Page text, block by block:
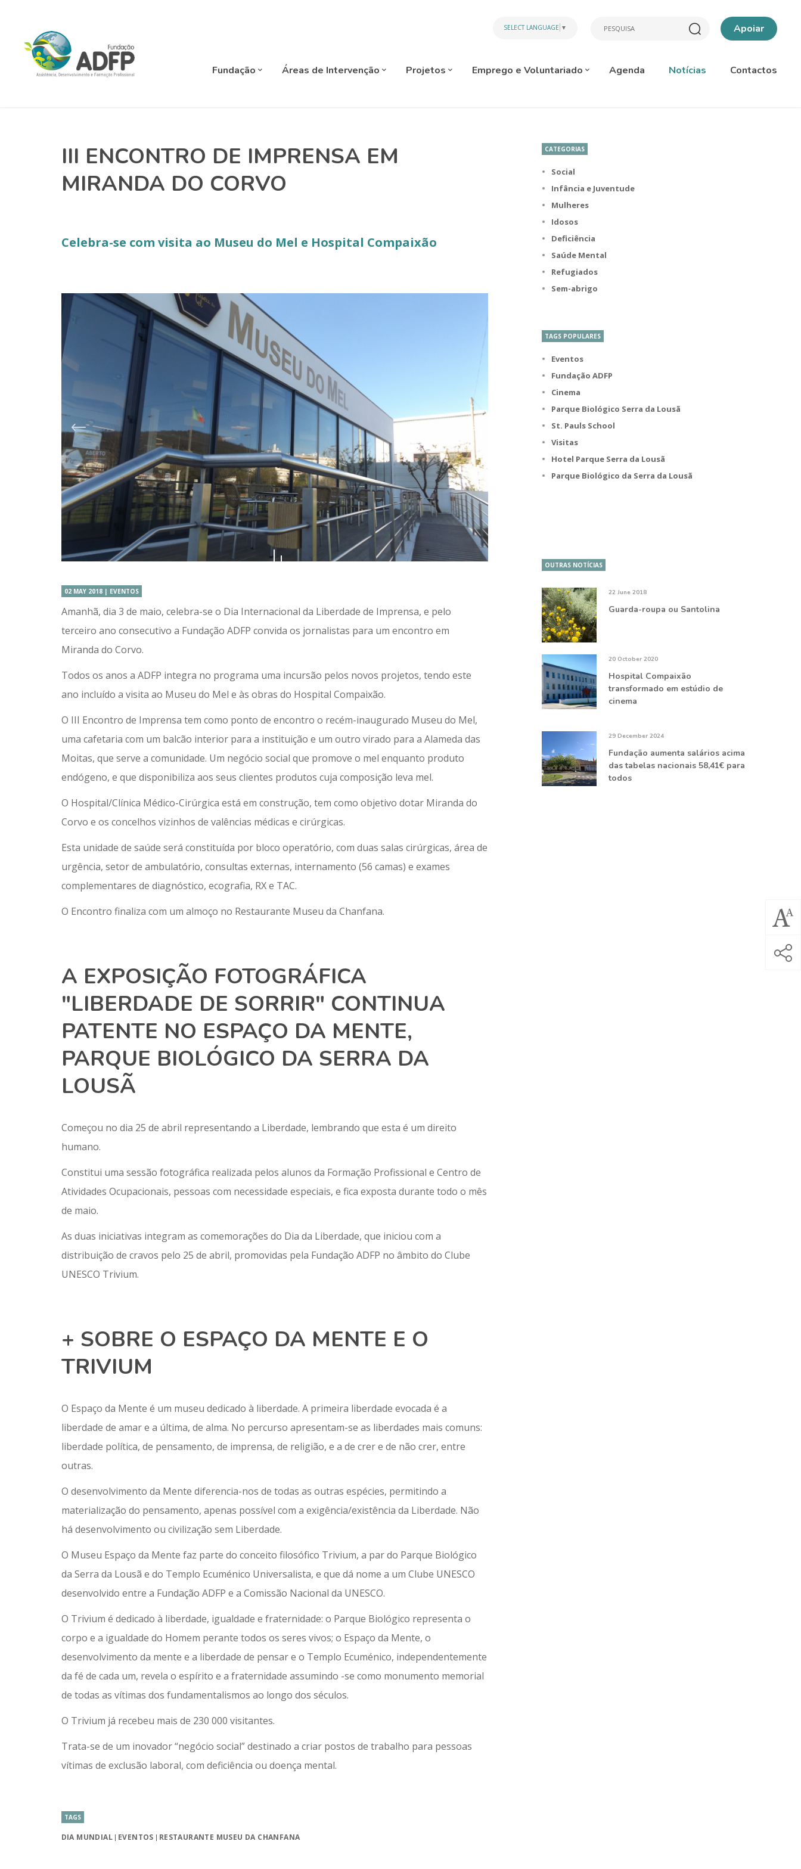
SELECT LANGUAGE ▼ Apoiar
Fundação Áreas de Intervenção Projetos Emprego e Voluntariado Agenda Notícias Contactos
III ENCONTRO DE IMPRENSA EM
MIRANDA DO CORVO
Celebra-se com visita ao Museu do Mel e Hospital Compaixão
02 MAY 2018 | EVENTOS
Amanhã, dia 3 de maio, celebra-se o Dia Internacional da Liberdade de Imprensa, e pelo
terceiro ano consecutivo a Fundação ADFP convida os jornalistas para um encontro em
Miranda do Corvo.
Todos os anos a ADFP integra no programa uma incursão pelos novos projetos, tendo este
ano incluído a visita ao Museu do Mel e às obras do Hospital Compaixão.
O III Encontro de Imprensa tem como ponto de encontro o recém-inaugurado Museu do Mel,
uma cafetaria com um balcão interior para a instituição e um outro virado para a Alameda das
Moitas, que serve a comunidade. Um negócio social que promove o mel enquanto produto
endógeno, e que disponibiliza aos seus clientes produtos cuja composição leva mel.
O Hospital/Clínica Médico-Cirúrgica está em construção, tem como objetivo dotar Miranda do
Corvo e os concelhos vizinhos de valências médicas e cirúrgicas.
Esta unidade de saúde será constituída por bloco operatório, com duas salas cirúrgicas, área de
urgência, setor de ambulatório, consultas externas, internamento (56 camas) e exames
complementares de diagnóstico, ecografia, RX e TAC.
O Encontro finaliza com um almoço no Restaurante Museu da Chanfana.
A EXPOSIÇÃO FOTOGRÁFICA
"LIBERDADE DE SORRIR" CONTINUA
PATENTE NO ESPAÇO DA MENTE,
PARQUE BIOLÓGICO DA SERRA DA
LOUSÃ
Começou no dia 25 de abril representando a Liberdade, lembrando que esta é um direito
humano.
Constitui uma sessão fotográfica realizada pelos alunos da Formação Profissional e Centro de
Atividades Ocupacionais, pessoas com necessidade especiais, e fica exposta durante todo o mês
de maio.
As duas iniciativas integram as comemorações do Dia da Liberdade, que iniciou com a
distribuição de cravos pelo 25 de abril, promovidas pela Fundação ADFP no âmbito do Clube
UNESCO Trivium.
+ SOBRE O ESPAÇO DA MENTE E O
TRIVIUM
O Espaço da Mente é um museu dedicado à liberdade. A primeira liberdade evocada é a
liberdade de amar e a última, de alma. No percurso apresentam-se as liberdades mais comuns:
liberdade política, de pensamento, de imprensa, de religião, e a de crer e de não crer, entre
outras.
O desenvolvimento da Mente diferencia-nos de todas as outras espécies, permitindo a
materialização do pensamento, apenas possível com a exigência/existência da Liberdade. Não
há desenvolvimento ou civilização sem Liberdade.
O Museu Espaço da Mente faz parte do conceito filosófico Trivium, a par do Parque Biológico
da Serra da Lousã e do Templo Ecuménico Universalista, e que dá nome a um Clube UNESCO
desenvolvido entre a Fundação ADFP e a Comissão Nacional da UNESCO.
O Trivium é dedicado à liberdade, igualdade e fraternidade: o Parque Biológico representa o
corpo e a igualdade do Homem perante todos os seres vivos; o Espaço da Mente, o
desenvolvimento da mente e a liberdade de pensar e o Templo Ecuménico, independentemente
da fé de cada um, revela o espírito e a fraternidade assumindo -se como monumento memorial
de todas as vítimas dos fundamentalismos ao longo dos séculos.
O Trivium já recebeu mais de 230 000 visitantes.
Trata-se de um inovador “negócio social” destinado a criar postos de trabalho para pessoas
vítimas de exclusão laboral, com deficiência ou doença mental.
TAGS
DIA MUNDIAL EVENTOS RESTAURANTE MUSEU DA CHANFANA
CATEGORIAS
Social
Infância e Juventude
Mulheres
Idosos
Deficiência
Saúde Mental
Refugiados
Sem-abrigo
TAGS POPULARES
Eventos
Fundação ADFP
Cinema
Parque Biológico Serra da Lousã
St. Pauls School
Visitas
Hotel Parque Serra da Lousã
Parque Biológico da Serra da Lousã
OUTRAS NOTÍCIAS
22 June 2018
Guarda-roupa ou Santolina
20 October 2020
Hospital Compaixão
transformado em estúdio de
cinema
29 December 2024
Fundação aumenta salários acima
das tabelas nacionais 58,41€ para
todos